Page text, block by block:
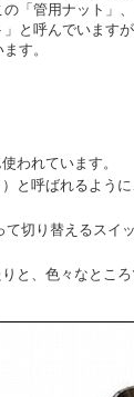
の「管用ナット」
」と呼んでいます
ます。
われています。
と呼ばれるよう
切り替えるスイ
と、色々なとこ